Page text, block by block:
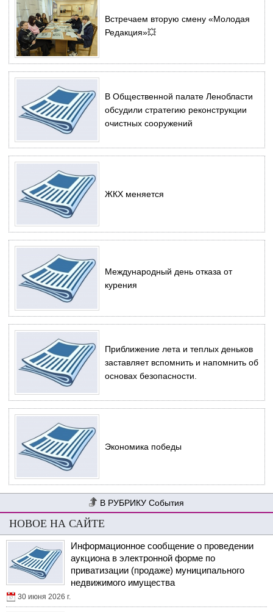
Встречаем вторую смену «Молодая
Редакция»💥
В Общественной палате Ленобласти
обсудили стратегию реконструкции
очистных сооружений
ЖКХ меняется
Международный день отказа от
курения
Приближение лета и теплых деньков
заставляет вспомнить и напомнить об
основах безопасности.
Экономика победы
События
НОВОЕ НА САЙТЕ
Информационное сообщение о проведении
аукциона в электронной форме по
приватизации (продаже) муниципального
недвижимого имущества
30 июня 2026 г.